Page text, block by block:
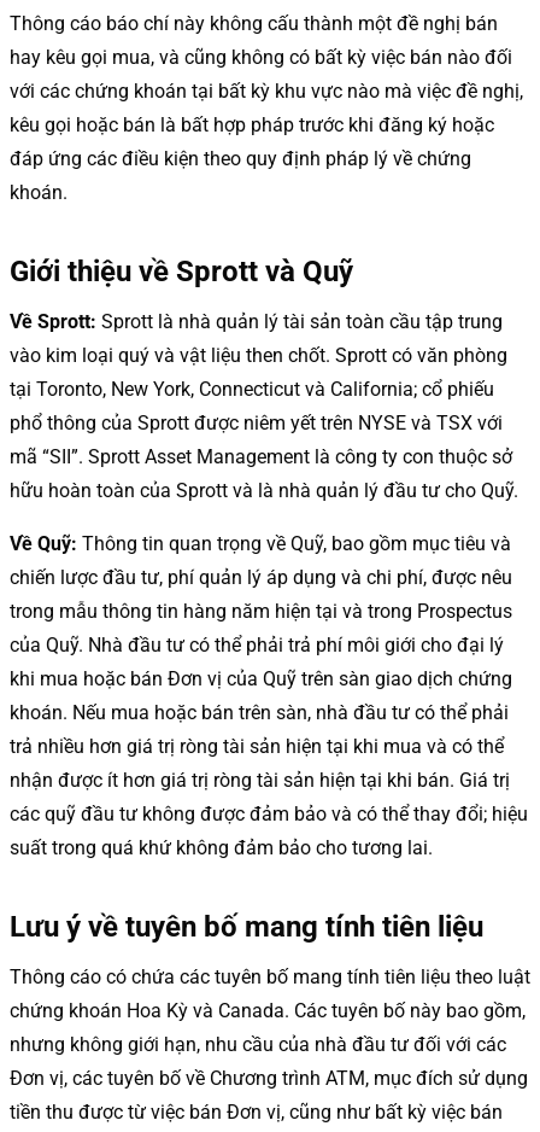
Thông cáo báo chí này không cấu thành một đề nghị bán
hay kêu gọi mua, và cũng không có bất kỳ việc bán nào đối
với các chứng khoán tại bất kỳ khu vực nào mà việc đề nghị,
kêu gọi hoặc bán là bất hợp pháp trước khi đăng ký hoặc
đáp ứng các điều kiện theo quy định pháp lý về chứng
khoán.
Giới thiệu về Sprott và Quỹ
Về Sprott: Sprott là nhà quản lý tài sản toàn cầu tập trung
vào kim loại quý và vật liệu then chốt. Sprott có văn phòng
tại Toronto, New York, Connecticut và California; cổ phiếu
phổ thông của Sprott được niêm yết trên NYSE và TSX với
mã “SII”. Sprott Asset Management là công ty con thuộc sở
hữu hoàn toàn của Sprott và là nhà quản lý đầu tư cho Quỹ.
Về Quỹ: Thông tin quan trọng về Quỹ, bao gồm mục tiêu và
chiến lược đầu tư, phí quản lý áp dụng và chi phí, được nêu
trong mẫu thông tin hàng năm hiện tại và trong Prospectus
của Quỹ. Nhà đầu tư có thể phải trả phí môi giới cho đại lý
khi mua hoặc bán Đơn vị của Quỹ trên sàn giao dịch chứng
khoán. Nếu mua hoặc bán trên sàn, nhà đầu tư có thể phải
trả nhiều hơn giá trị ròng tài sản hiện tại khi mua và có thể
nhận được ít hơn giá trị ròng tài sản hiện tại khi bán. Giá trị
các quỹ đầu tư không được đảm bảo và có thể thay đổi; hiệu
suất trong quá khứ không đảm bảo cho tương lai.
Lưu ý về tuyên bố mang tính tiên liệu
Thông cáo có chứa các tuyên bố mang tính tiên liệu theo luật
chứng khoán Hoa Kỳ và Canada. Các tuyên bố này bao gồm,
nhưng không giới hạn, nhu cầu của nhà đầu tư đối với các
Đơn vị, các tuyên bố về Chương trình ATM, mục đích sử dụng
tiền thu được từ việc bán Đơn vị, cũng như bất kỳ việc bán